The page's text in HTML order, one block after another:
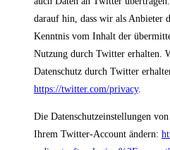
darauf hin, dass wir als Anbieter
Kenntnis vom Inhalt der
Nutzung durch Twitter erhalten.
Datenschutz durch Twitter
https://twitter.com/privacy.
Die Datenschutzeinstellungen
Ihrem Twitter-Account ändern: